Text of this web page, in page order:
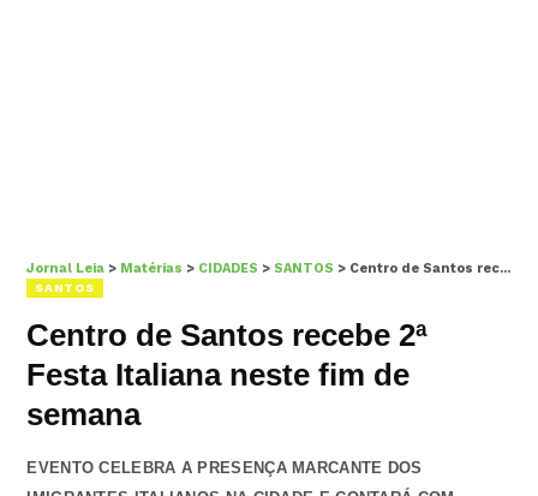
Jornal Leia > Matérias > CIDADES > SANTOS > Centro de Santos recebe 2ª Festa Italiana neste fim de semana
SANTOS
Centro de Santos recebe 2ª
Festa Italiana neste fim de
semana
EVENTO CELEBRA A PRESENÇA MARCANTE DOS